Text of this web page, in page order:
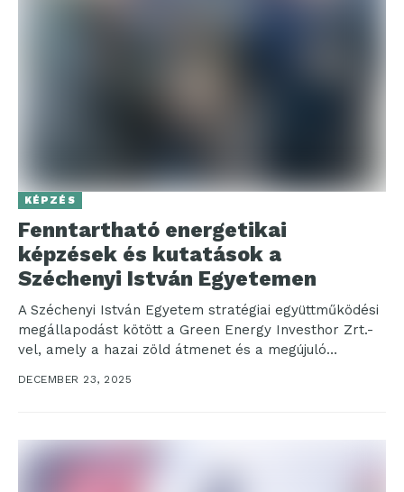
KÉPZÉS
Fenntartható energetikai
képzések és kutatások a
Széchenyi István Egyetemen
A Széchenyi István Egyetem stratégiai együttműködési
megállapodást kötött a Green Energy Investhor Zrt.-
vel, amely a hazai zöld átmenet és a megújuló
DECEMBER 23, 2025